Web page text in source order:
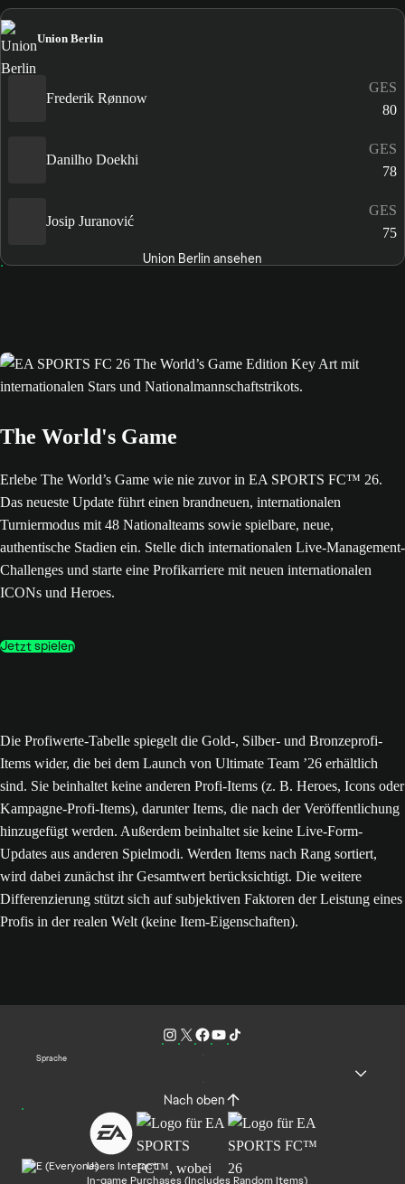
Union Berlin
Frederik Rønnow
GES
80
Danilho Doekhi
GES
78
Josip Juranović
GES
75
Union Berlin ansehen
The World's Game
Erlebe The World’s Game wie nie zuvor in EA SPORTS FC™ 26.
Das neueste Update führt einen brandneuen, internationalen
Turniermodus mit 48 Nationalteams sowie spielbare, neue,
authentische Stadien ein. Stelle dich internationalen Live-Management-
Challenges und starte eine Profikarriere mit neuen internationalen
ICONs und Heroes.
Jetzt spielen
Die Profiwerte-Tabelle spiegelt die Gold-, Silber- und Bronzeprofi-
Items wider, die bei dem Launch von Ultimate Team ’26 erhältlich
sind. Sie beinhaltet keine anderen Profi-Items (z. B. Heroes, Icons oder
Kampagne-Profi-Items), darunter Items, die nach der Veröffentlichung
hinzugefügt werden. Außerdem beinhaltet sie keine Live-Form-
Updates aus anderen Spielmodi. Werden Items nach Rang sortiert,
wird dabei zunächst ihr Gesamtwert berücksichtigt. Die weitere
Differenzierung stützt sich auf subjektiven Faktoren der Leistung eines
Profis in der realen Welt (keine Item-Eigenschaften).
Sprache
Nach oben
Users Interact
In-game Purchases (Includes Random Items)